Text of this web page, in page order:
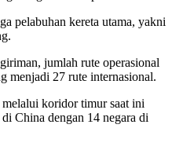
pelabuhan kereta utama, yakni
jumlah rute operasional
menjadi 27 rute internasional.
koridor timur saat ini
China dengan 14 negara di